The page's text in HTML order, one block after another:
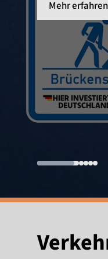
Mehr erfahren